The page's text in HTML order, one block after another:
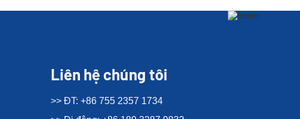
Liên hệ chúng tôi
>> ĐT: +86 755 2357 1734